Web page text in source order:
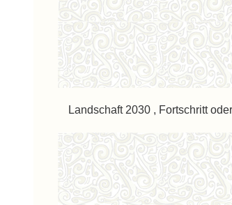
Landschaft 2030 , Fortschritt